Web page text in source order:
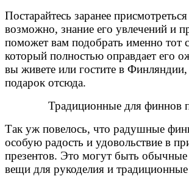
Постарайтесь заранее
возможно, знание его увлечений и
поможет вам подобрать именно тот
который полностью оправдает его
вы живете или гостите в Финляндии,
подарок отсюда.
Традиционные для финнов
Так уж повелось, что радушные
особую радость и удовольствие в
презентов. Это могут быть
вещи для рукоделия и